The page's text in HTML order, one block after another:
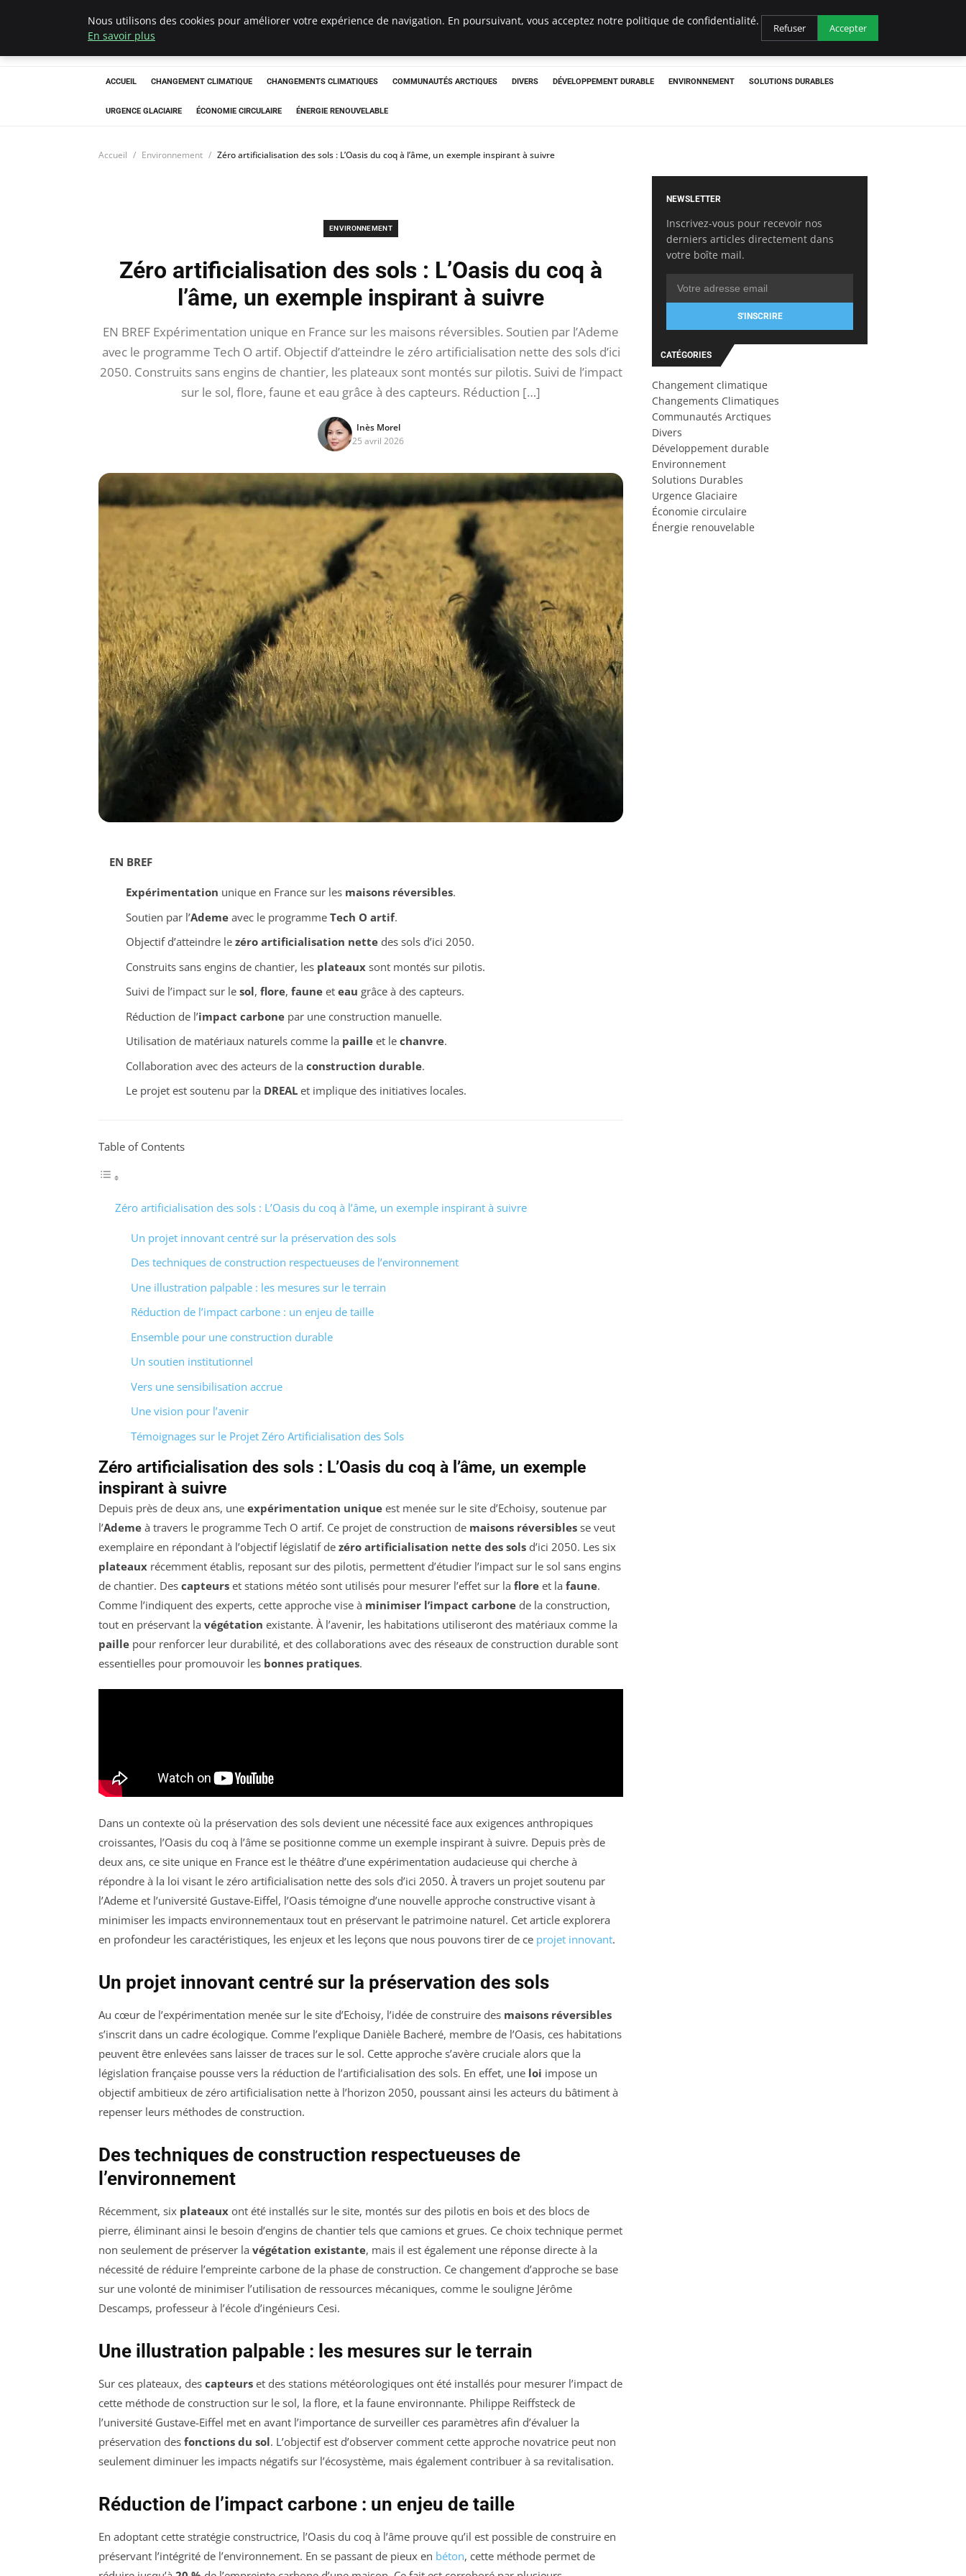
Arcticclimateemergency
ACCUEIL CHANGEMENT CLIMATIQUE CHANGEMENTS CLIMATIQUES COMMUNAUTÉS ARCTIQUES DIVERS DÉVELOPPEMENT DURABLE ENVIRONNEMENT SOLUTIONS DURABLES
URGENCE GLACIAIRE ÉCONOMIE CIRCULAIRE ÉNERGIE RENOUVELABLE
Accueil Environnement Zéro artificialisation des sols : L’Oasis du coq à l’âme, un exemple inspirant à suivre
ENVIRONNEMENT
Zéro artificialisation des sols : L’Oasis du coq à
l’âme, un exemple inspirant à suivre
EN BREF Expérimentation unique en France sur les maisons réversibles. Soutien par l’Ademe
avec le programme Tech O artif. Objectif d’atteindre le zéro artificialisation nette des sols d’ici
2050. Construits sans engins de chantier, les plateaux sont montés sur pilotis. Suivi de l’impact
sur le sol, flore, faune et eau grâce à des capteurs. Réduction […]
Inès Morel
25 avril 2026
EN BREF
Expérimentation unique en France sur les maisons réversibles.
Soutien par l’Ademeavec le programme Tech O artif.
Objectif d’atteindre le zéro artificialisation nettedes sols d’ici 2050.
Construits sans engins de chantier, les plateauxsont montés sur pilotis.
Suivi de l’impact sur le sol, flore, fauneet eau grâce à des capteurs.
Réduction de l’impact carbonepar une construction manuelle.
Utilisation de matériaux naturels comme la pailleet le chanvre.
Collaboration avec des acteurs de la construction durable.
Le projet est soutenu par la DREALet implique des initiatives locales.
Table of Contents
Zéro artificialisation des sols : L’Oasis du coq à l’âme, un exemple inspirant à suivre
Un projet innovant centré sur la préservation des sols
Des techniques de construction respectueuses de l’environnement
Une illustration palpable : les mesures sur le terrain
Réduction de l’impact carbone : un enjeu de taille
Ensemble pour une construction durable
Un soutien institutionnel
Vers une sensibilisation accrue
Une vision pour l’avenir
Témoignages sur le Projet Zéro Artificialisation des Sols
Zéro artificialisation des sols : L’Oasis du coq à l’âme, un exemple
inspirant à suivre
Depuis près de deux ans, une expérimentation unique est menée sur le site d’Echoisy, soutenue par
l’Ademe à travers le programme Tech O artif. Ce projet de construction de maisons réversibles se veut
exemplaire en répondant à l’objectif législatif de zéro artificialisation nette des sols d’ici 2050. Les six
plateaux récemment établis, reposant sur des pilotis, permettent d’étudier l’impact sur le sol sans engins
de chantier. Des capteurs et stations météo sont utilisés pour mesurer l’effet sur la flore et la faune.
Comme l’indiquent des experts, cette approche vise à minimiser l’impact carbone de la construction,
tout en préservant la végétation existante. À l’avenir, les habitations utiliseront des matériaux comme la
paille pour renforcer leur durabilité, et des collaborations avec des réseaux de construction durable sont
essentielles pour promouvoir les bonnes pratiques.
Dans un contexte où la préservation des sols devient une nécessité face aux exigences anthropiques
croissantes, l’Oasis du coq à l’âme se positionne comme un exemple inspirant à suivre. Depuis près de
deux ans, ce site unique en France est le théâtre d’une expérimentation audacieuse qui cherche à
répondre à la loi visant le zéro artificialisation nette des sols d’ici 2050. À travers un projet soutenu par
l’Ademe et l’université Gustave-Eiffel, l’Oasis témoigne d’une nouvelle approche constructive visant à
minimiser les impacts environnementaux tout en préservant le patrimoine naturel. Cet article explorera
en profondeur les caractéristiques, les enjeux et les leçons que nous pouvons tirer de ce projet innovant.
Un projet innovant centré sur la préservation des sols
Au cœur de l’expérimentation menée sur le site d’Echoisy, l’idée de construire des maisons réversibles
s’inscrit dans un cadre écologique. Comme l’explique Danièle Bacheré, membre de l’Oasis, ces habitations
peuvent être enlevées sans laisser de traces sur le sol. Cette approche s’avère cruciale alors que la
législation française pousse vers la réduction de l’artificialisation des sols. En effet, une loi impose un
objectif ambitieux de zéro artificialisation nette à l’horizon 2050, poussant ainsi les acteurs du bâtiment à
repenser leurs méthodes de construction.
Des techniques de construction respectueuses de
l’environnement
Récemment, six plateaux ont été installés sur le site, montés sur des pilotis en bois et des blocs de
pierre, éliminant ainsi le besoin d’engins de chantier tels que camions et grues. Ce choix technique permet
non seulement de préserver la végétation existante, mais il est également une réponse directe à la
nécessité de réduire l’empreinte carbone de la phase de construction. Ce changement d’approche se base
sur une volonté de minimiser l’utilisation de ressources mécaniques, comme le souligne Jérôme
Descamps, professeur à l’école d’ingénieurs Cesi.
Une illustration palpable : les mesures sur le terrain
Sur ces plateaux, des capteurs et des stations météorologiques ont été installés pour mesurer l’impact de
cette méthode de construction sur le sol, la flore, et la faune environnante. Philippe Reiffsteck de
l’université Gustave-Eiffel met en avant l’importance de surveiller ces paramètres afin d’évaluer la
préservation des fonctions du sol. L’objectif est d’observer comment cette approche novatrice peut non
seulement diminuer les impacts négatifs sur l’écosystème, mais également contribuer à sa revitalisation.
Réduction de l’impact carbone : un enjeu de taille
En adoptant cette stratégie constructrice, l’Oasis du coq à l’âme prouve qu’il est possible de construire en
préservant l’intégrité de l’environnement. En se passant de pieux en béton, cette méthode permet de
NEWSLETTER
Inscrivez-vous pour recevoir nos
derniers articles directement dans
votre boîte mail.
S'INSCRIRE
CATÉGORIES
Changement climatique
Changements Climatiques
Communautés Arctiques
Divers
Développement durable
Environnement
Solutions Durables
Urgence Glaciaire
Économie circulaire
Énergie renouvelable
Nous utilisons des cookies pour améliorer votre expérience de navigation. En poursuivant, vous acceptez notre politique de confidentialité.
En savoir plus
Refuser Accepter